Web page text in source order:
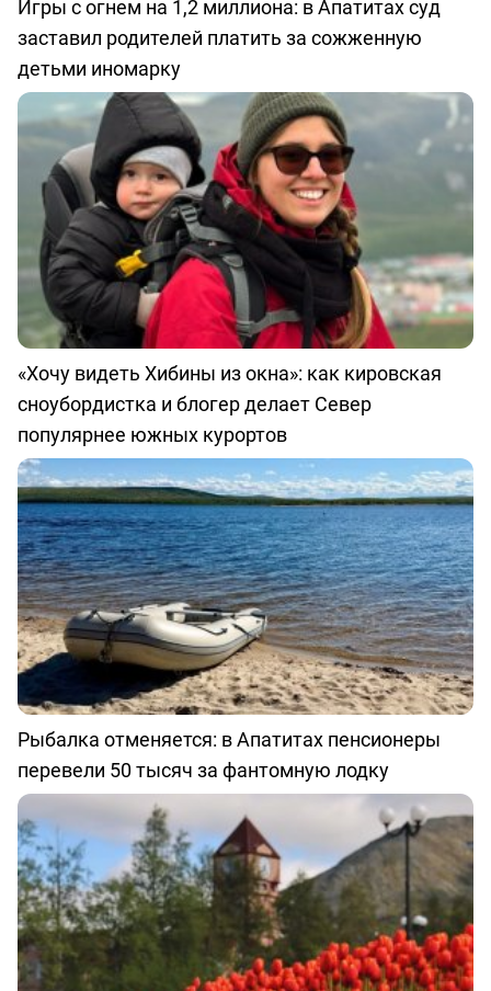
Игры с огнем на 1,2 миллиона: в Апатитах суд
заставил родителей платить за сожженную
детьми иномарку
«Хочу видеть Хибины из окна»: как кировская
сноубордистка и блогер делает Север
популярнее южных курортов
Рыбалка отменяется: в Апатитах пенсионеры
перевели 50 тысяч за фантомную лодку